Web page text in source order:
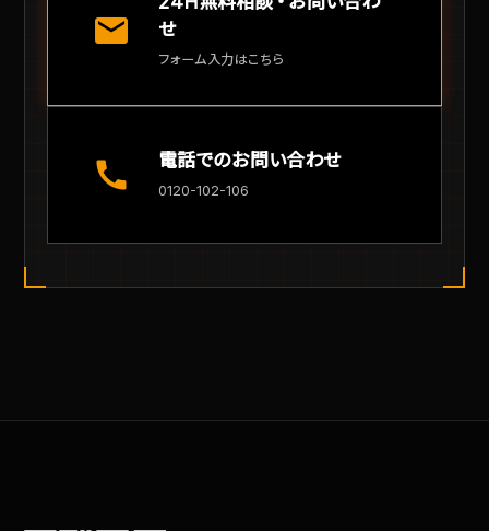
mail
せ
フォーム入力はこちら
call 電話でのお問い合わせ
0120-102-106